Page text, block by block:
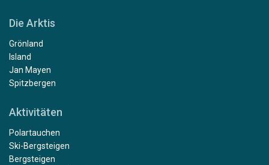
Die Arktis
Grönland
Island
Jan Mayen
Spitzbergen
Aktivitäten
Polartauchen
Ski-Bergsteigen
Bergsteigen